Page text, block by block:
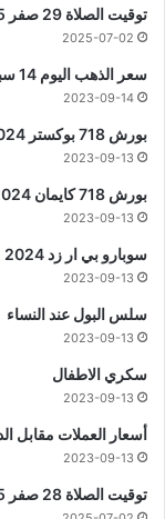
توقيت الصلاة 29 صفر 1445 هجري
2025-07-02
سعر الذهب اليوم 14 سبتمبر
2023-09-14
بورش 718 بوكستر 2024
2023-09-13
بورش 718 كايمان 2024
2023-09-13
سوبارو بي ار زد 2024
2023-09-13
سلس البول عند النساء
2023-09-13
سكري الاطفال
2023-09-13
أسعار العملات مقابل الدولار 13
2023-09-13
توقيت الصلاة 28 صفر 1445 هجري